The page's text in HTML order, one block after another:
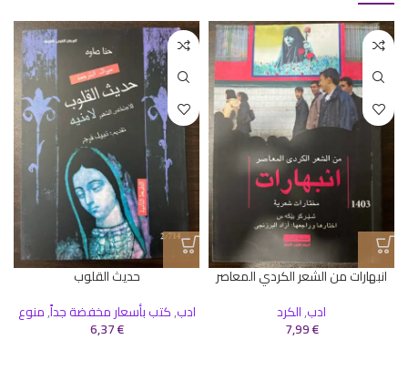
انبهارات من الشعر الكردي المعاصر
ادب,الكرد
7,99€
حديث القلوب
ادب,كتب بأسعار مخفضة جداً,منوع
6,37€